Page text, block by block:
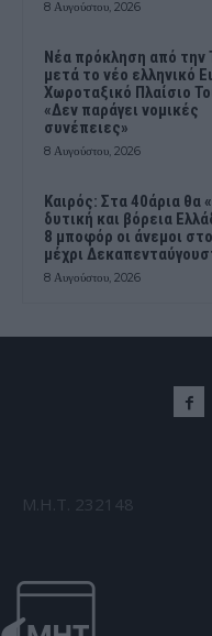
8 Αυγούστου, 2026
Νέα πρόκληση από την
μετά το νέο ελληνικό
Χωροταξικό Πλαίσιο
«Δεν παράγει νομικές
συνέπειες»
8 Αυγούστου, 2026
Καιρός: Στα 40άρια θα
δυτική και βόρεια
8 μποφόρ οι άνεμοι στο
μέχρι
8 Αυγούστου, 2026
Μ.Η.Τ. 232148